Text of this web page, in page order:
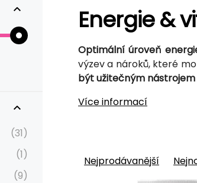
(31)
(1)
(9)
Energie &
Optimální úroveň
výzev a nároků, které
být užitečným
Více informací
Nejprodávanější